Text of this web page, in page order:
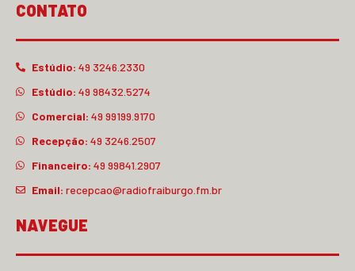
CONTATO
Estúdio: 49 3246.2330
Estúdio: 49 98432.5274
Comercial: 49 99199.9170
Recepção: 49 3246.2507
Financeiro: 49 99841.2907
Email: recepcao@radiofraiburgo.fm.br
NAVEGUE